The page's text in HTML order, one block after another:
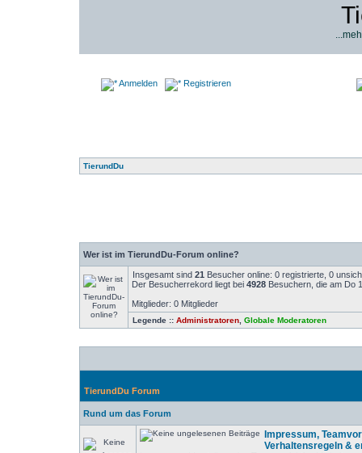
Anmelden Registrieren
TierundDu
Wer ist im TierundDu-Forum online?
Insgesamt sind 21 Besucher online: 0 registrierte, 0
Der Besucherrekord liegt bei 4928 Besuchern, die am Do
Mitglieder: 0 Mitglieder
Legende :: Administratoren Globale Moderatoren
TierundDu Forum
Rund um das Forum
Impressum,
Verhaltensregeln &